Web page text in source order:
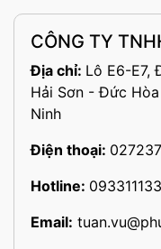
CÔNG TY
Địa chỉ: Lô E6-E7,
Hải Sơn - Đức
Ninh
Điện thoại:
Hotline:
Email: